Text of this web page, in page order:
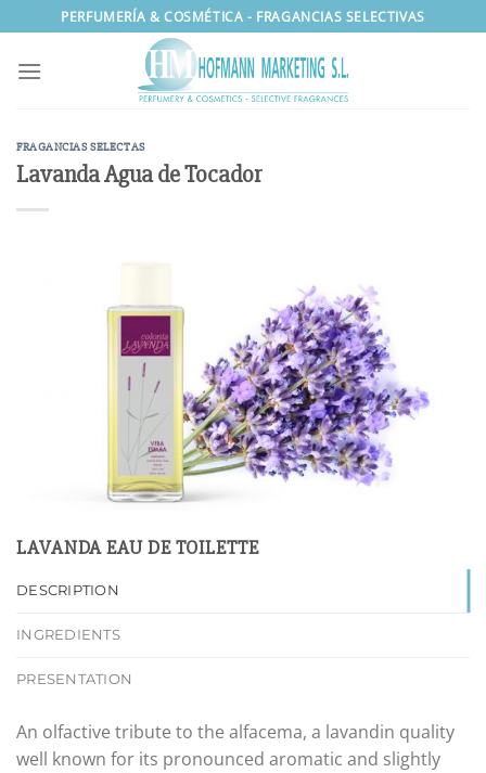
al
contenido
PERFUMERÍA & COSMÉTICA - FRAGANCIAS SELECTIVAS
FRAGANCIAS SELECTAS
Lavanda Agua de Tocador
LAVANDA EAU DE TOILETTE
DESCRIPTION
INGREDIENTS
PRESENTATION
An olfactive tribute to the alfacema, a lavandin quality
well known for its pronounced aromatic and slightly